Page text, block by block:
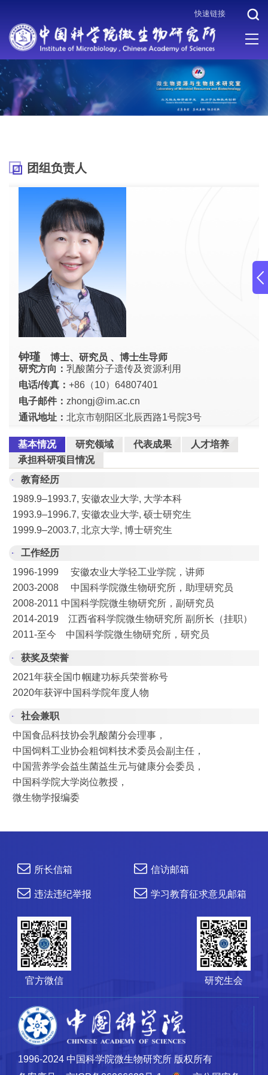
快速链接
团组负责人
钟瑾
博士、研究员 、博士生导师
研究方向：乳酸菌分子遗传及资源利用
电话/传真：+86（10）64807401
电子邮件： zhongj@im.ac.cn
通讯地址：北京市朝阳区北辰西路1号院3号
基本情况 研究领域 代表成果
人才培养
承担科研项目情况
教育经历
1989.9–1993.7, 安徽农业大学, 大学本科
1993.9–1996.7, 安徽农业大学, 硕士研究生
1999.9–2003.7, 北京大学, 博士研究生
工作经历
1996-1999 安徽农业大学轻工业学院，讲师
2003-2008 中国科学院微生物研究所，助理研究员
2008-2011 中国科学院微生物研究所，副研究员
2014-2019 江西省科学院微生物研究所 副所长（挂职）
2011-至今 中国科学院微生物研究所，研究员
获奖及荣誉
2021年获全国巾帼建功标兵荣誉称号
2020年获评中国科学院年度人物
社会兼职
中国食品科技协会乳酸菌分会理事，
中国饲料工业协会粗饲料技术委员会副主任，
中国营养学会益生菌益生元与健康分会委员，
中国科学院大学岗位教授，
微生物学报编委
所长信箱 信访邮箱
违法违纪举报 学习教育征求意见邮箱
官方微信 研究生会
1996-2024 中国科学院微生物研究所 版权所有